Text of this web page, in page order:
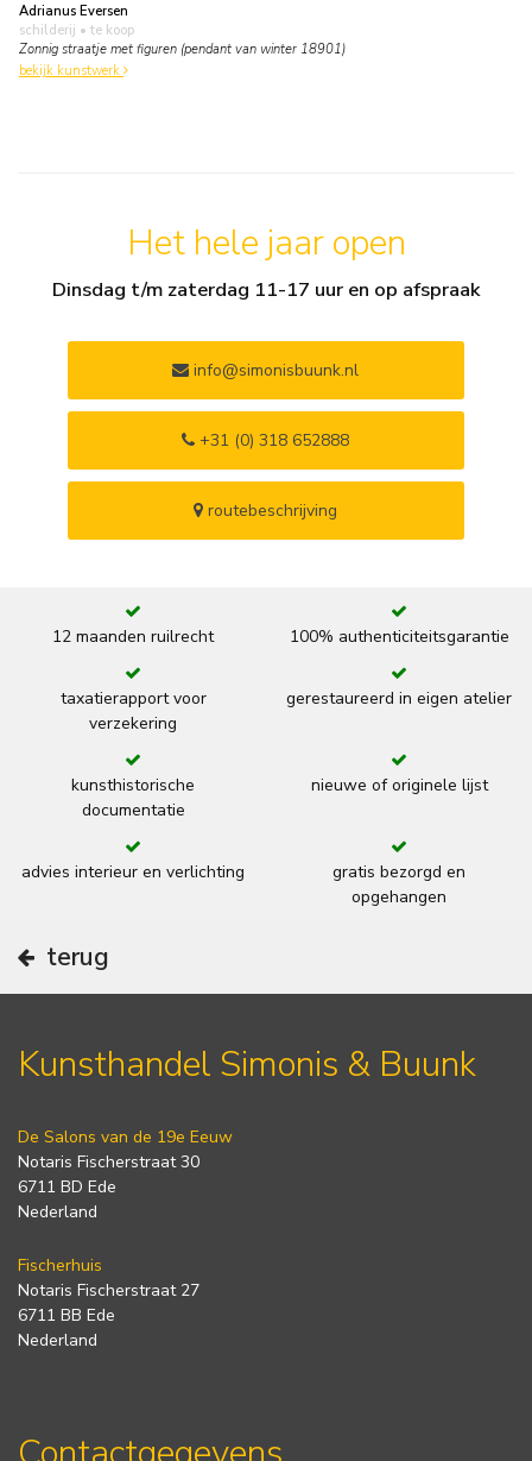
Adrianus Eversen
schilderij • te koop
Zonnig straatje met figuren (pendant van winter 18901)
bekijk kunstwerk
Het hele jaar open
Dinsdag t/m zaterdag 11-17 uur en op afspraak
info@simonisbuunk.nl
+31 (0) 318 652888
routebeschrijving
12 maanden ruilrecht 100% authenticiteitsgarantie
taxatierapport voor
verzekering
gerestaureerd in eigen atelier
kunsthistorische
documentatie
nieuwe of originele lijst
advies interieur en verlichting
gratis bezorgd en
opgehangen
terug
Kunsthandel Simonis & Buunk
De Salons van de 19e Eeuw
Notaris Fischerstraat 30
6711 BD Ede
Nederland
Fischerhuis
Notaris Fischerstraat 27
6711 BB Ede
Nederland